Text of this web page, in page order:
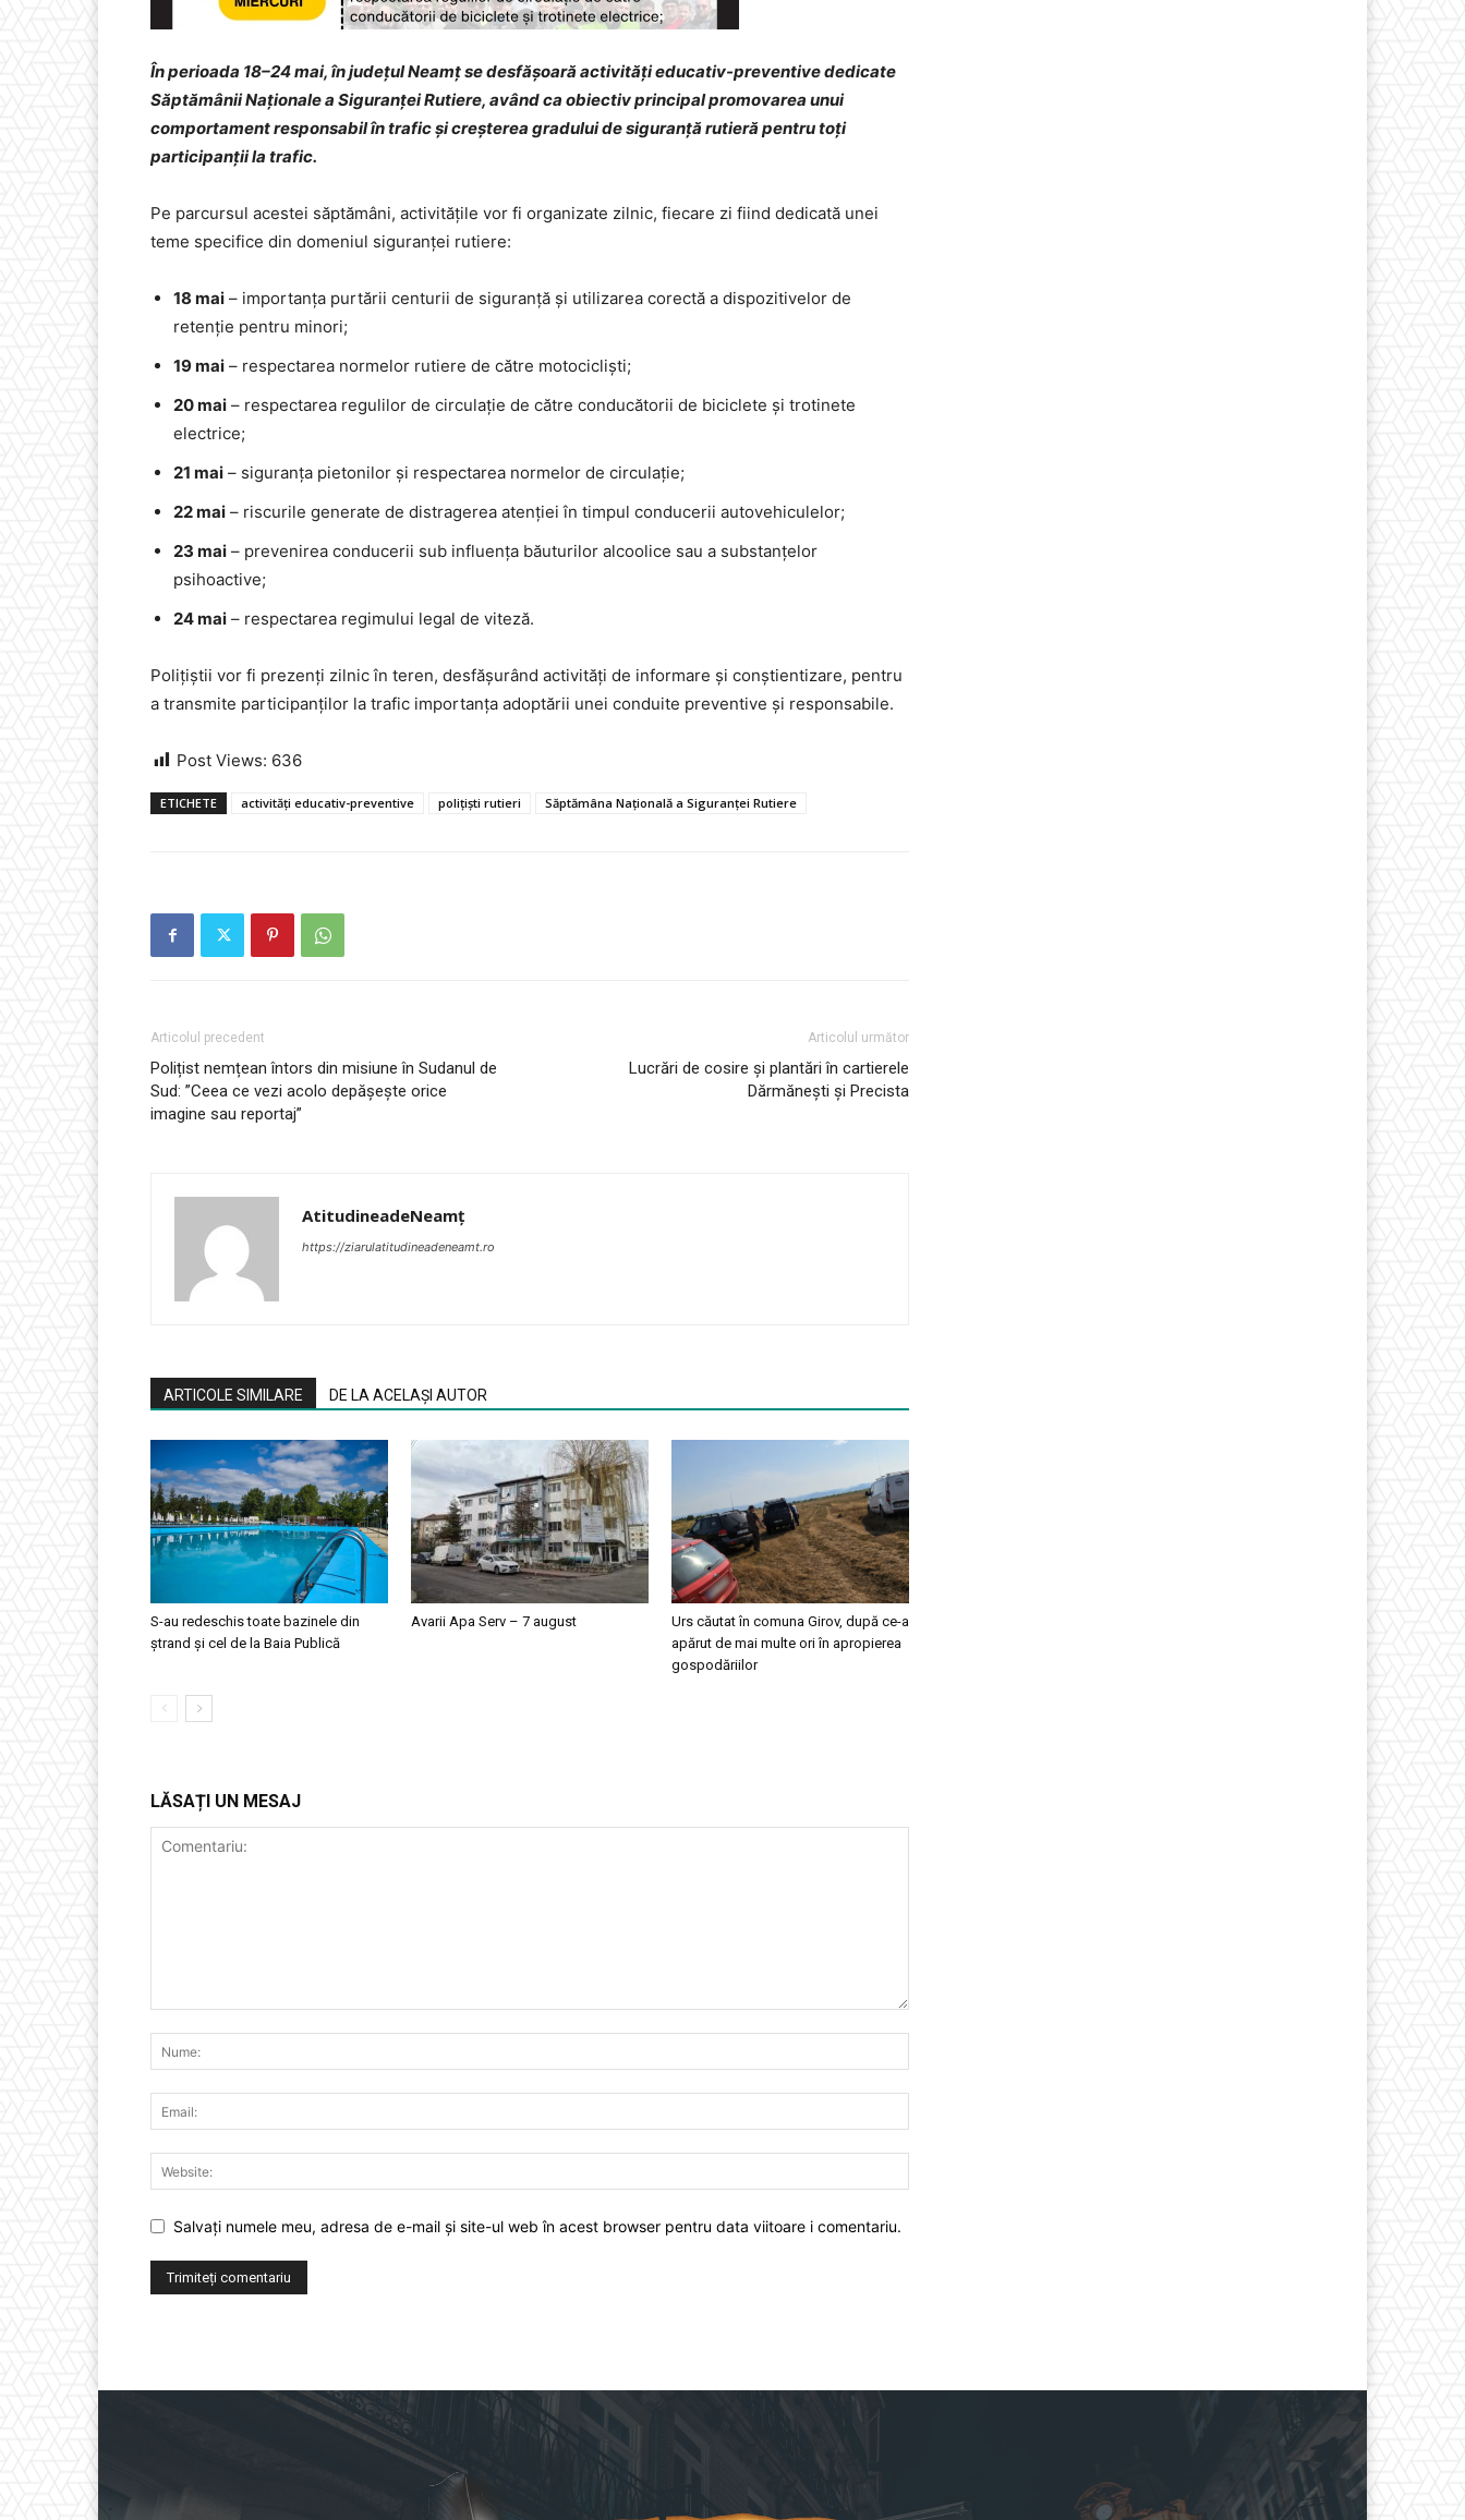
În perioada 18–24 mai, în județul Neamț se desfășoară activități educativ-preventive dedicate
Săptămânii Naționale a Siguranței Rutiere, având ca obiectiv principal promovarea unui
comportament responsabil în trafic și creșterea gradului de siguranță rutieră pentru toți
participanții la trafic.
Pe parcursul acestei săptămâni, activitățile vor fi organizate zilnic, fiecare zi fiind dedicată unei
teme specifice din domeniul siguranței rutiere:
18 mai – importanța purtării centurii de siguranță și utilizarea corectă a dispozitivelor de
retenție pentru minori;
19 mai – respectarea normelor rutiere de către motocicliști;
20 mai – respectarea regulilor de circulație de către conducătorii de biciclete și trotinete
electrice;
21 mai – siguranța pietonilor și respectarea normelor de circulație;
22 mai – riscurile generate de distragerea atenției în timpul conducerii autovehiculelor;
23 mai – prevenirea conducerii sub influența băuturilor alcoolice sau a substanțelor
psihoactive;
24 mai – respectarea regimului legal de viteză.
Polițiștii vor fi prezenți zilnic în teren, desfășurând activități de informare și conștientizare, pentru
a transmite participanților la trafic importanța adoptării unei conduite preventive și responsabile.
Post Views: 636
ETICHETE activități educativ-preventive polițiști rutieri Săptămâna Națională a Siguranței Rutiere
Articolul precedent
Polițist nemțean întors din misiune în Sudanul de
Sud: ”Ceea ce vezi acolo depășește orice
imagine sau reportaj”
Articolul următor
Lucrări de cosire și plantări în cartierele
Dărmănești și Precista
AtitudineadeNeamț
https://ziarulatitudineadeneamt.ro
ARTICOLE SIMILARE DE LA ACELAȘI AUTOR
S-au redeschis toate bazinele din
ștrand și cel de la Baia Publică
Avarii Apa Serv – 7 august
Urs căutat în comuna Girov, după ce-a
apărut de mai multe ori în apropierea
gospodăriilor
LĂSAȚI UN MESAJ
Salvați numele meu, adresa de e-mail și site-ul web în acest browser pentru data viitoare i comentariu.